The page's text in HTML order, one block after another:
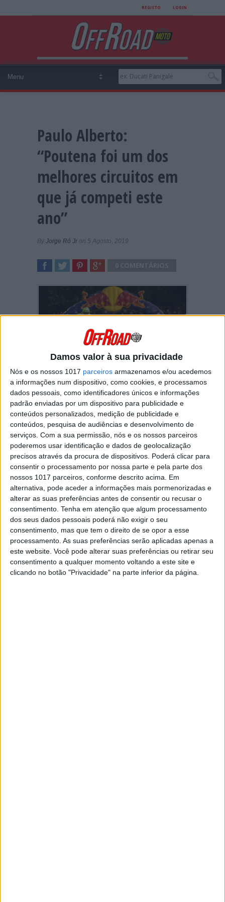
Damos valor à sua privacidade
Nós e os nossos 1017 parceiros armazenamos e/ou acedemos
a informações num dispositivo, como cookies, e processamos
dados pessoais, como identificadores únicos e informações
padrão enviadas por um dispositivo para publicidade e
conteúdos personalizados, medição de publicidade e
conteúdos, pesquisa de audiências e desenvolvimento de
serviços. Com a sua permissão, nós e os nossos parceiros
poderemos usar identificação e dados de geolocalização
precisos através da procura de dispositivos. Poderá clicar para
consentir o processamento por nossa parte e pela parte dos
nossos 1017 parceiros, conforme descrito acima. Em
alternativa, pode aceder a informações mais pormenorizadas e
alterar as suas preferências antes de consentir ou recusar o
consentimento. Tenha em atenção que algum processamento
dos seus dados pessoais poderá não exigir o seu
consentimento, mas que tem o direito de se opor a esse
processamento. As suas preferências serão aplicadas apenas a
este website. Você pode alterar suas preferências ou retirar seu
consentimento a qualquer momento voltando a este site e
clicando no botão "Privacidade" na parte inferior da página.
REGISTO LOGIN
Paulo Alberto:
“Poutena foi um dos
melhores circuitos em
que já competi este
ano”
By Jorge Ró Jr on 5 Agosto, 2019
A competir atualmente no Brasil, em Espanha
e em Portugal, o piloto da Yamaha falou com o
Offroad Moto sobre o circuito da Poutena,
traçado que foi 100% remodelado este ano.
“A pista estava muito boa e era técnica mas
acessível a todos. Penso que é neste sentido
que se devem trabalhar os circuitos de
Supercross em Portugal pois é positivo para os
pilotos da frente mas também permite a
evolução dos pilotos que estão agora a
começar nesta modalidade. Sem dúvida, um
dos melhores circuitos em que já competi este
ano.”
Continuar a ler